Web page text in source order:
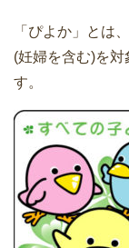
「ぴよか」とは
(妊婦を含む)を
す。